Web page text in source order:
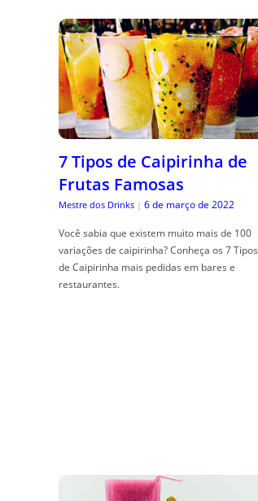
7 Tipos de Caipirinha de
Frutas Famosas
Mestre dos Drinks | 6 de março de 2022
Você sabia que existem muito mais de 100
variações de caipirinha? Conheça os 7 Tipos
de Caipirinha mais pedidas em bares e
restaurantes.